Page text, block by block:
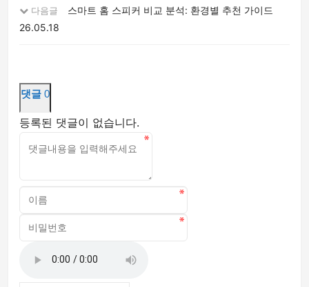
다음글
스마트 홈 스피커 비교 분석: 환경별 추천 가이드
26.05.18
댓글 0
등록된 댓글이 없습니다.